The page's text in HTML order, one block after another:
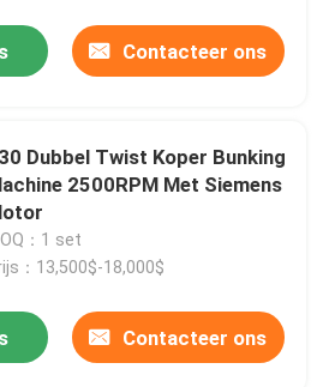
Contacteer ons
Dubbel Twist Koper Bunking
2500RPM Met Siemens
：1 set
：13,500$-18,000$
Contacteer ons